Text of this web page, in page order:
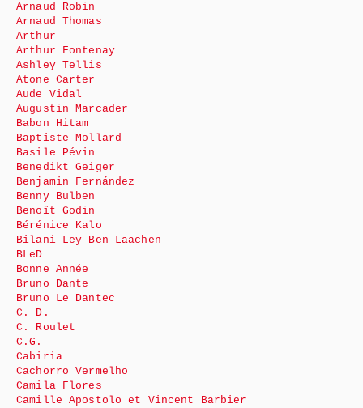
Arnaud Robin
Arnaud Thomas
Arthur
Arthur Fontenay
Ashley Tellis
Atone Carter
Aude Vidal
Augustin Marcader
Babon Hitam
Baptiste Mollard
Basile Pévin
Benedikt Geiger
Benjamin Fernández
Benny Bulben
Benoît Godin
Bérénice Kalo
Bilani Ley Ben Laachen
BLeD
Bonne Année
Bruno Dante
Bruno Le Dantec
C. D.
C. Roulet
C.G.
Cabiria
Cachorro Vermelho
Camila Flores
Camille Apostolo et Vincent Barbier